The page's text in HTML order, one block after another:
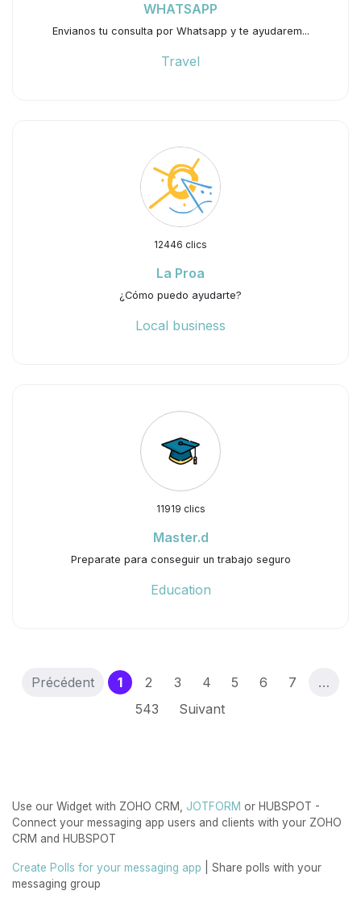
WHATSAPP
Envianos tu consulta por Whatsapp y te ayudarem...
Travel
12446 clics
La Proa
¿Cómo puedo ayudarte?
Local business
11919 clics
Master.d
Preparate para conseguir un trabajo seguro
Education
Précédent 1(current)
2 3 4 5 6 7
…
543
Suivant
Use our Widget with ZOHO CRM, JOTFORM or HUBSPOT -
Connect your messaging app users and clients with your ZOHO
CRM and HUBSPOT
Create Polls for your messaging app | Share polls with your
messaging group